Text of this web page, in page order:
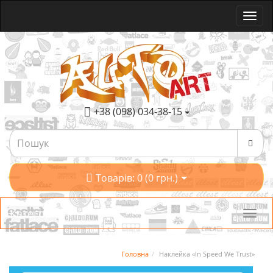
+38 (098) 034-38-15
Товарів: 0 (0 грн.)
Категорії
Головна Наклейка «In Speed We Trust»